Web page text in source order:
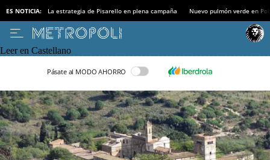
ES NOTICIA: La estrategia de Pisarello en plena campaña Nuevo pulmón verde en
Leer en Castellano
Pásate al MODO AHORRO